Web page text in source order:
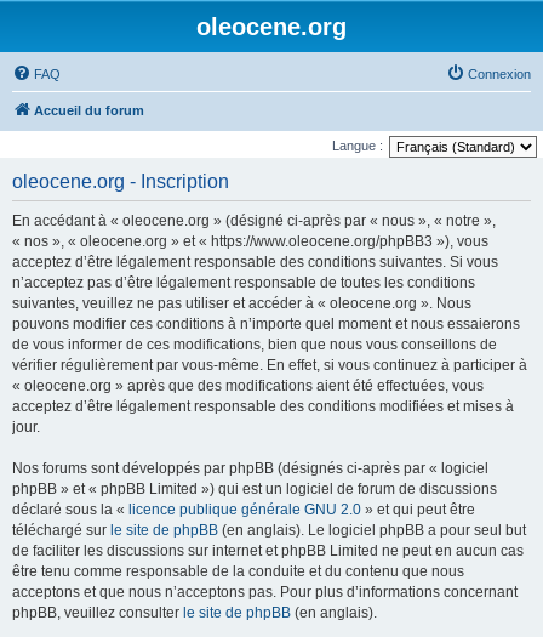
oleocene.org
FAQ Connexion
Accueil du forum
Langue :
oleocene.org - Inscription
En accédant à « oleocene.org » (désigné ci-après par « nous », « notre »,
« nos », « oleocene.org » et « https://www.oleocene.org/phpBB3 »), vous
acceptez d’être légalement responsable des conditions suivantes. Si vous
n’acceptez pas d’être légalement responsable de toutes les conditions
suivantes, veuillez ne pas utiliser et accéder à « oleocene.org ». Nous
pouvons modifier ces conditions à n’importe quel moment et nous essaierons
de vous informer de ces modifications, bien que nous vous conseillons de
vérifier régulièrement par vous-même. En effet, si vous continuez à participer à
« oleocene.org » après que des modifications aient été effectuées, vous
acceptez d’être légalement responsable des conditions modifiées et mises à
jour.
Nos forums sont développés par phpBB (désignés ci-après par « logiciel
phpBB » et « phpBB Limited ») qui est un logiciel de forum de discussions
déclaré sous la « licence publique générale GNU 2.0 » et qui peut être
téléchargé sur le site de phpBB (en anglais). Le logiciel phpBB a pour seul but
de faciliter les discussions sur internet et phpBB Limited ne peut en aucun cas
être tenu comme responsable de la conduite et du contenu que nous
acceptons et que nous n’acceptons pas. Pour plus d’informations concernant
phpBB, veuillez consulter le site de phpBB (en anglais).